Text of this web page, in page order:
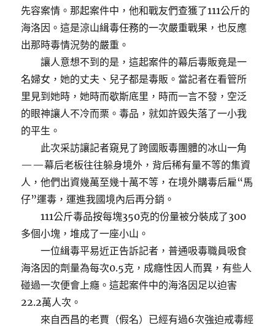
先容案情。那起案件中，他和戰友們查獲了111公斤的
海洛因。這是涼山緝毒任務的一次嚴重戰果，也反應
出那時毒情況勢的嚴重。
讓人意想不到的是，這起案件的幕后毒販竟是一
名婦女，她的丈夫、兒子都是毒販。當記者在看管所
里見到她時，她時而歇斯底里，時而一言不發，空泛
的眼神讓人不冷而栗。毒品，就如許毀失落了一小我
的平生。
此次采訪讓記者窺見了跨國販毒團體的冰山一角
——幕后老板往往躲身境外，背后稀有量不等的集資
人，他們出資幾萬至幾十萬不等，在境外購毒后雇“馬
仔”運毒，運進我國境內后再分銷。
111公斤毒品按每塊350克的份量被分裝成了300
多個小塊，堆成了一座小山。
一位緝毒平易近正告訴記者，普通吸毒職員吸食
海洛因的劑量為每次0.5克，成癮性因人而異，有些人
碰過一次便會上癮。這起案件中的海洛因足以迫害
22.2萬人次。
來自西昌的老賈（假名）已經有過6次強迫戒毒經